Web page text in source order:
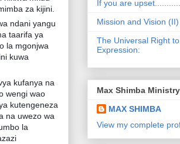
za kijini.
ndani yangu
taarifa ya
la mgonjwa
kuwa
kufanya na
wengi wao
kutengeneza
na uwezo wa
la
If you are upset............
Mission and Vision (II)
The Universal Right
Expression:
Max Shimba Ministry
MAX SHIMBA
View my complete